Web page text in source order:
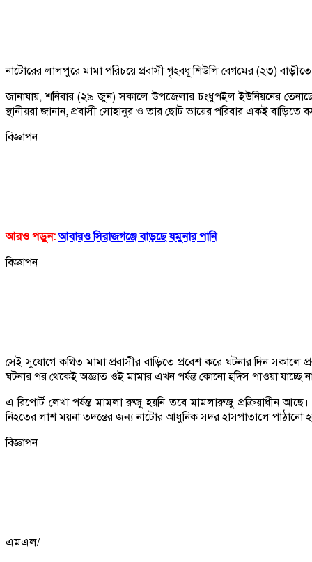
নাটোরের লালপুরে মামা পরিচয়ে প্রবাসী গৃহবধূ শিউলি বেগমের (২৩)
জানাযায়, শনিবার (২৯ জুন) সকালে উপজেলার চংধুপইল ইউনিয়নের
স্থানীয়রা জানান, প্রবাসী সোহানুর ও তার ছোট ভায়ের পরিবার একই বাড়িতে
বিজ্ঞাপন
আরও পড়ুন: আবারও সিরাজগঞ্জে বাড়ছে যমুনার পানি
বিজ্ঞাপন
সেই সুযোগে কথিত মামা প্রবাসীর বাড়িতে প্রবেশ করে ঘটনার দিন সকালে
ঘটনার পর থেকেই অজ্ঞাত ওই মামার এখন পর্যন্ত কোনো হদিস পাওয়া যাচ্ছে
এ রিপোর্ট লেখা পর্যন্ত মামলা রুজু হয়নি তবে মামলারুজু প্রক্রিয়াধীন
নিহতের লাশ ময়না তদন্তের জন্য নাটোর আধুনিক সদর হাসপাতালে পাঠানো
বিজ্ঞাপন
এমএল/